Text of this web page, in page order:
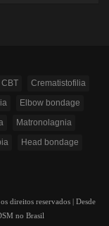
CBT
Crematistofilia
Elbow bondage
Matronolagnia
Head bondage
direitos reservados | Desde
no Brasil